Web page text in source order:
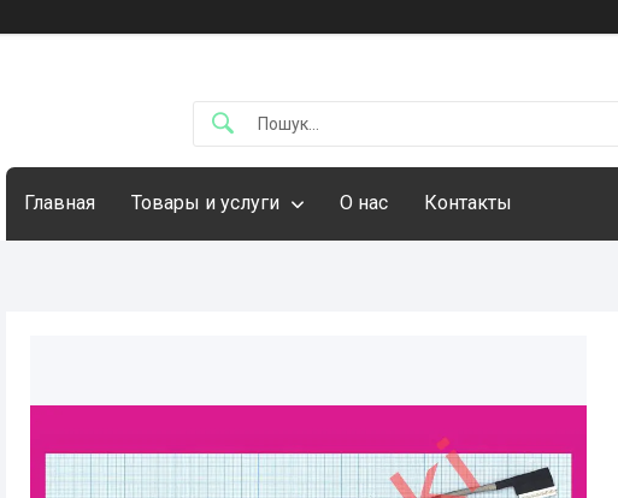
Главная Товары и услуги О нас Контакты